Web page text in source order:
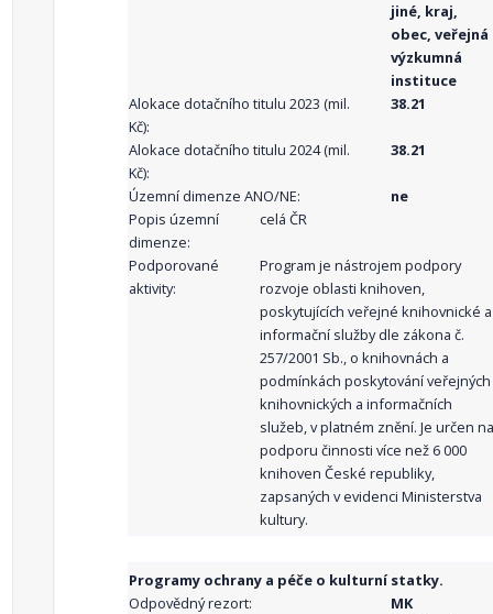
jiné, kraj,
obec, veřejná
výzkumná
instituce
Alokace dotačního titulu 2023 (mil.
Kč):
38.21
Alokace dotačního titulu 2024 (mil.
Kč):
38.21
Územní dimenze ANO/NE:
ne
Popis územní
dimenze:
celá ČR
Podporované
aktivity:
Program je nástrojem podpory
rozvoje oblasti knihoven,
poskytujících veřejné knihovnické a
informační služby dle zákona č.
257/2001 Sb., o knihovnách a
podmínkách poskytování veřejných
knihovnických a informačních
služeb, v platném znění. Je určen na
podporu činnosti více než 6 000
knihoven České republiky,
zapsaných v evidenci Ministerstva
kultury.
Programy ochrany a péče o kulturní statky.
Odpovědný rezort:
MK